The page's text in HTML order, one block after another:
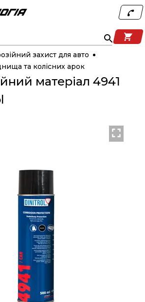
захист для авто
та колісних арок
матеріал 4941